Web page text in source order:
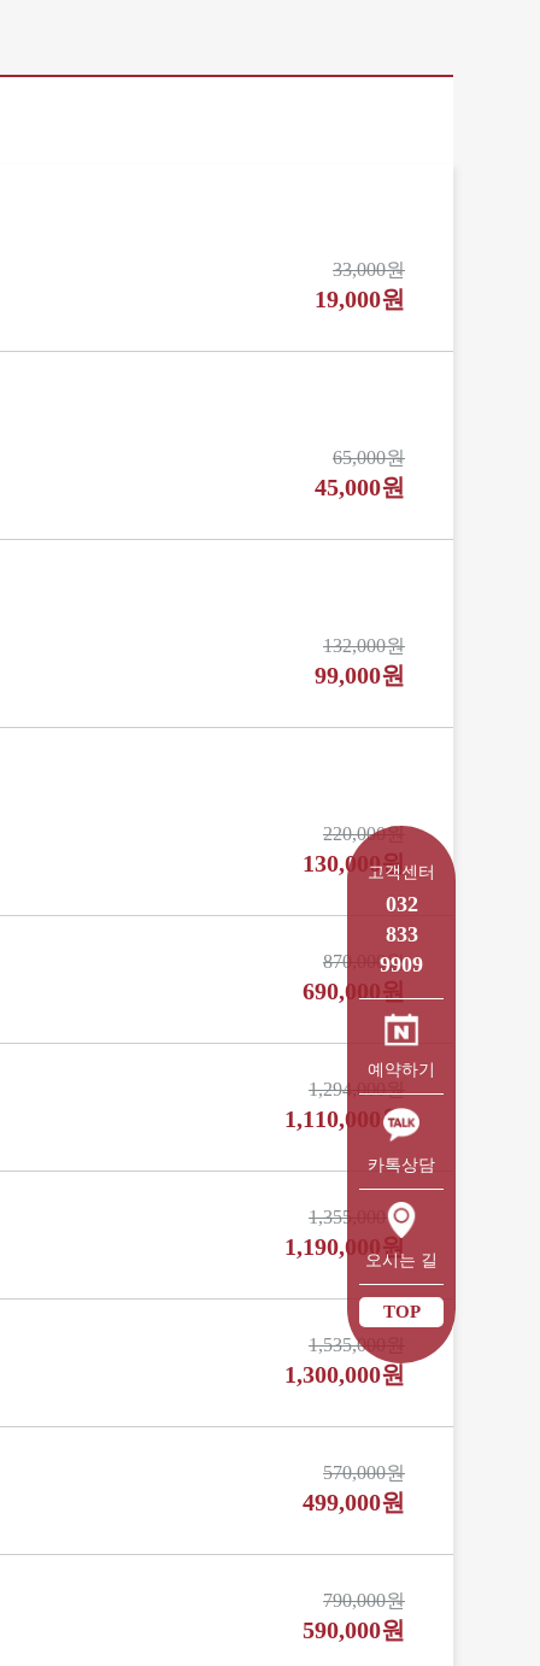
고객센터
032
833
9909
예약하기
카톡상담
오시는 길
TOP
19,000원
33,000원
45,000원
65,000원
99,000원
132,000원
130,000원
220,000원
690,000원
870,000원
1,110,000원
1,294,000원
1,190,000원
1,355,000원
1,300,000원
1,535,000원
499,000원
570,000원
590,000원
790,000원